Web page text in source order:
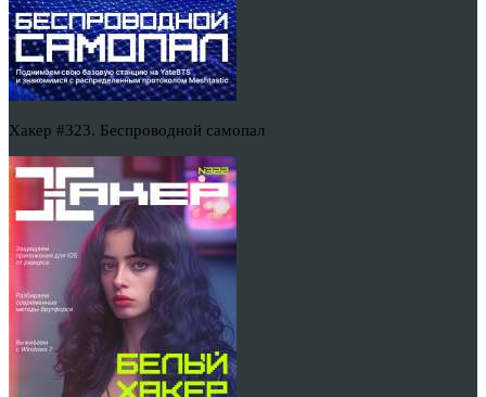
Хакер #323. Беспроводной самопал